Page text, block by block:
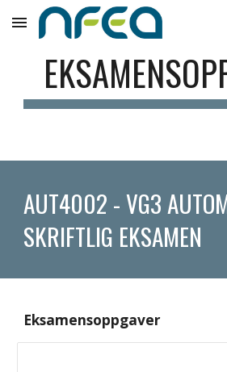
Skip to main content
AUT4002 - VG3
SKRIFTLIG EKSAMEN
Eksamensoppgaver